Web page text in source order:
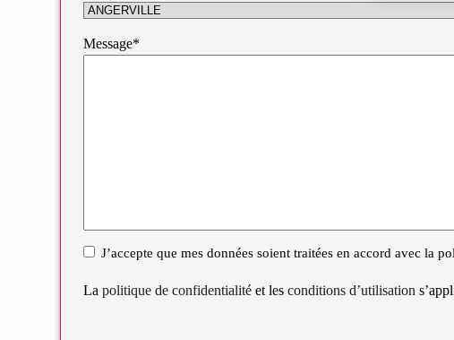
Message*
RGPDJ’accepte que mes données soient traitées en accord avec la
Lapolitique de confidentialité et lesconditions d’utilisation